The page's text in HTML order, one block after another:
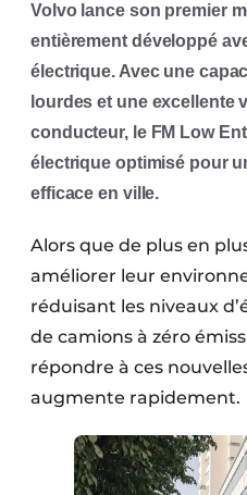
Contrôle d’accès
Éclairage
Fondations
Façades
Géotextiles
Infrastructures
Protection solaire
Sécurité incendie
Software
Volvo lance son premier
entièrement développé
électrique. Avec une
lourdes et une excellente
conducteur, le FM Low
électrique optimisé pour
efficace en ville.
Alors que de plus en
améliorer leur
réduisant les niveaux
de camions à zéro
répondre à ces
augmente rapidement.